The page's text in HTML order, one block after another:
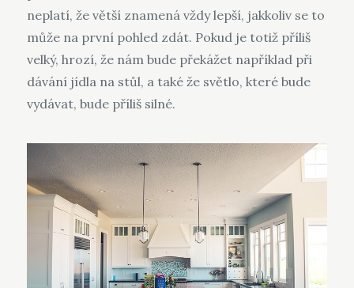
neplatí, že větší znamená vždy lepší, jakkoliv se to
může na první pohled zdát. Pokud je totiž příliš
velký, hrozí, že nám bude překážet například při
dávání jídla na stůl, a také že světlo, které bude
vydávat, bude příliš silné.